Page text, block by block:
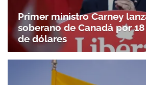
Primer ministro Carney
soberano de Canadá por
de dólares